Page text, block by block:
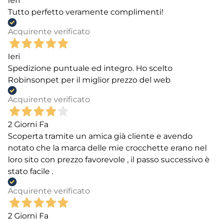
Tutto perfetto veramente complimenti!
Acquirente verificato
Ieri
Spedizione puntuale ed integro. Ho scelto
Robinsonpet per il miglior prezzo del web
Acquirente verificato
2 Giorni Fa
Scoperta tramite un amica già cliente e avendo
notato che la marca delle mie crocchette erano nel
loro sito con prezzo favorevole , il passo successivo è
stato facile .
Acquirente verificato
2 Giorni Fa